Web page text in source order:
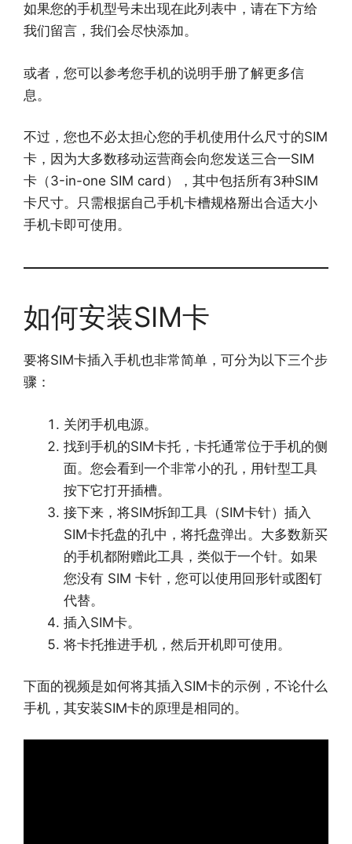
如果您的手机型号未出现在此列表中，请在下方给
我们留言，我们会尽快添加。
或者，您可以参考您手机的说明手册了解更多信
息。
不过，您也不必太担心您的手机使用什么尺寸的SIM
卡，因为大多数移动运营商会向您发送三合一SIM
卡（3-in-one SIM card），其中包括所有3种SIM
卡尺寸。只需根据自己手机卡槽规格掰出合适大小
手机卡即可使用。
如何安装SIM卡
要将SIM卡插入手机也非常简单，可分为以下三个步
骤：
关闭手机电源。
找到手机的SIM卡托，卡托通常位于手机的侧
面。您会看到一个非常小的孔，用针型工具
按下它打开插槽。
接下来，将SIM拆卸工具（SIM卡针）插入
SIM卡托盘的孔中，将托盘弹出。大多数新买
的手机都附赠此工具，类似于一个针。如果
您没有 SIM 卡针，您可以使用回形针或图钉
代替。
插入SIM卡。
将卡托推进手机，然后开机即可使用。
下面的视频是如何将其插入SIM卡的示例，不论什么
手机，其安装SIM卡的原理是相同的。